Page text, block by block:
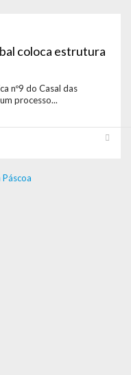
coloca estrutura
nº9 do Casal das
processo...